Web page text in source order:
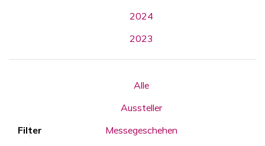
2024
2023
Filter
Alle
Aussteller
Messegeschehen